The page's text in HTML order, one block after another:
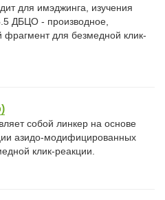
для имэджинга, изучения
ДБЦО - производное,
для безмедной клик-
собой линкер на основе
азидо-модифицированных
клик-реакции.